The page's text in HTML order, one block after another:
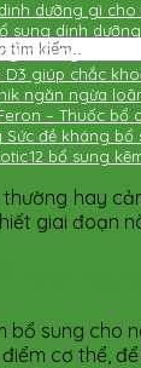
dưỡng gì
sung dinh
cho người lớn
D3 giúp chắc
ngăn ngừa
– Thuốc bổ
Sức đề kháng
12 bổ sung
hay
giai đoạn
bổ sung cho
cơ thể,